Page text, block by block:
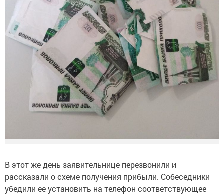
В этот же день заявительнице перезвонили и
рассказали о схеме получения прибыли. Собеседники
убедили ее установить на телефон соответствующее